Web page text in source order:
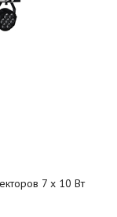
7 x 10 Вт